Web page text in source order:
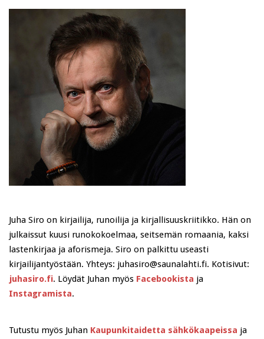
Juha Siro on kirjailija, runoilija ja kirjallisuuskriitikko. Hän on
julkaissut kuusi runokokoelmaa, seitsemän romaania, kaksi
lastenkirjaa ja aforismeja. Siro on palkittu useasti
kirjailijantyöstään. Yhteys: juhasiro@saunalahti.fi. Kotisivut:
juhasiro.fi. Löydät Juhan myös Facebookista ja
Instagramista.
Tutustu myös Juhan Kaupunkitaidetta sähkökaapeissa ja